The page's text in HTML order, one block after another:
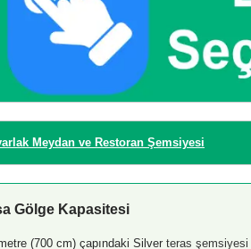
Meydan ve Restoran Şemsiyesi
Gölge Kapasitesi
(700 cm) çapındaki Silver teras şemsiyesi